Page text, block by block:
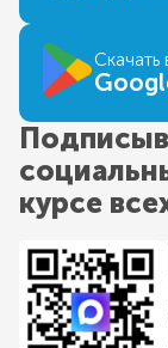
Скачать
курсе